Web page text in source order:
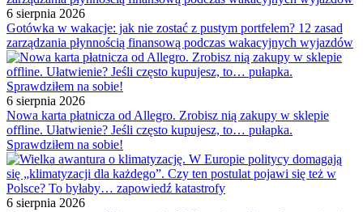
6 sierpnia 2026
Gotówka w wakacje: jak nie zostać z pustym portfelem? 12 zasad
zarządzania płynnością finansową podczas wakacyjnych wyjazdów
6 sierpnia 2026
Nowa karta płatnicza od Allegro. Zrobisz nią zakupy w sklepie
offline. Ułatwienie? Jeśli często kupujesz, to… pułapka.
Sprawdziłem na sobie!
6 sierpnia 2026